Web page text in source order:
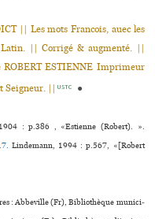
|| Les mots Francois, auec les
|| Corrigé & augmenté. ||
ESTIENNE Imprimeur
||
USTC ●
: p.386 , «Estienne (Robert). ».
Lindemann, 1994 : p.567, «[Robert
: Abbeville (Fr), Bibliothèque muni­ci­